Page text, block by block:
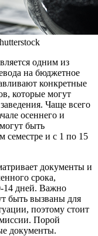
одним из
на бюджетное
конкретные
которые могут
Чаще всего
осеннего и
быть
семестре и с 1 по 15
документы и
срока,
14 дней. Важно
быть вызваны для
поэтому стоит
Порой
документы.